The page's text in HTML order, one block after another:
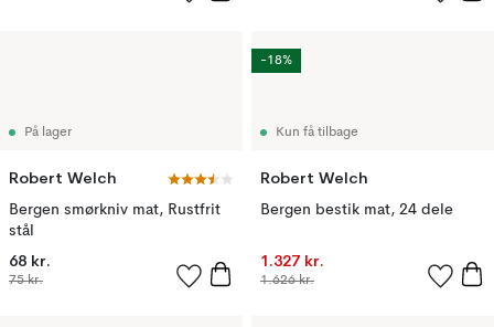
På lager
Robert Welch
Bergen smørkniv mat, Rustfrit
stål
68 kr.
75 kr.
Kun få tilbage
Robert Welch
Bergen bestik mat, 24 dele
1.327 kr.
1.626 kr.
-18%